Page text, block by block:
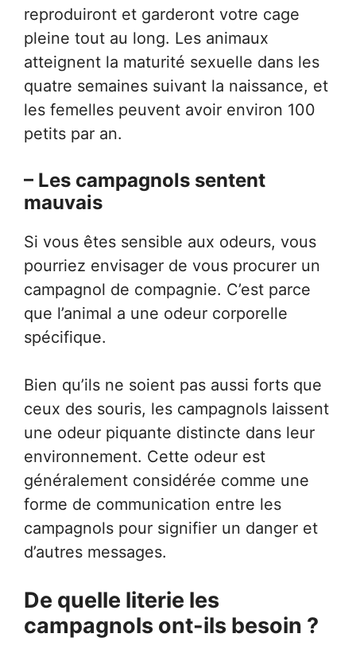
reproduiront et garderont votre cage
pleine tout au long. Les animaux
atteignent la maturité sexuelle dans les
quatre semaines suivant la naissance, et
les femelles peuvent avoir environ 100
petits par an.
– Les campagnols sentent
mauvais
Si vous êtes sensible aux odeurs, vous
pourriez envisager de vous procurer un
campagnol de compagnie. C’est parce
que l’animal a une odeur corporelle
spécifique.
Bien qu’ils ne soient pas aussi forts que
ceux des souris, les campagnols laissent
une odeur piquante distincte dans leur
environnement. Cette odeur est
généralement considérée comme une
forme de communication entre les
campagnols pour signifier un danger et
d’autres messages.
De quelle literie les
campagnols ont-ils besoin ?